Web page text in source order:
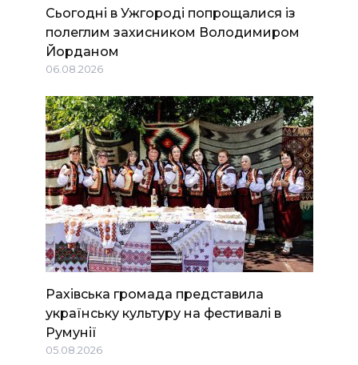
Сьогодні в Ужгороді попрощалися із
полеглим захисником Володимиром
Йорданом
06.08.2026
Рахівська громада представила
українську культуру на фестивалі в
Румунії
05.08.2026